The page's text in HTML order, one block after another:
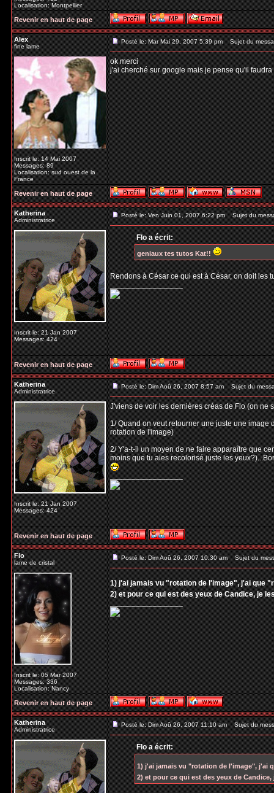
Localisation: Montpellier
Revenir en haut de page
Alex
fine lame
Inscrit le: 14 Mai 2007
Messages: 89
Localisation: sud ouest de la
France
Posté le: Mar Mai 29, 2007 5:39 pm Sujet du
ok merci
j'ai cherché sur google mais je pense qu'il
Revenir en haut de page
Katherina
Administratrice
Inscrit le: 21 Jan 2007
Messages: 424
Posté le: Ven Juin 01, 2007 6:22 pm Sujet du
Flo a écrit:
geniaux tes tutos Kat!!
Rendons à César ce qui est à César, on doit les
_________________
Revenir en haut de page
Katherina
Administratrice
Inscrit le: 21 Jan 2007
Messages: 424
Posté le: Dim Aoû 26, 2007 8:57 am Sujet du
J'viens de voir les dernières créas de Flo (on ne
1/ Quand on veut retourner une juste une image
rotation de l'image)
2/ Y'a-t-il un moyen de ne faire apparaître que
moins que tu aies recolorisé juste les
_________________
Revenir en haut de page
Flo
lame de cristal
Inscrit le: 05 Mar 2007
Messages: 336
Localisation: Nancy
Posté le: Dim Aoû 26, 2007 10:30 am Sujet du
1) j'ai jamais vu "rotation de l'image", j'ai que
2) et pour ce qui est des yeux de Candice, je
_________________
Revenir en haut de page
Katherina
Administratrice
Posté le: Dim Aoû 26, 2007 11:10 am Sujet du
Flo a écrit:
1) j'ai jamais vu "rotation de l'image", j'ai
2) et pour ce qui est des yeux de